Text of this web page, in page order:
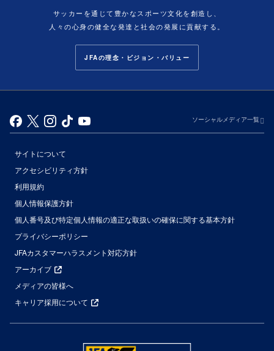
サッカーを通じて豊かなスポーツ文化を創造し、
人々の心身の健全な発達と社会の発展に貢献する。
JFAの理念・ビジョン・バリュー
ソーシャルメディア一覧
サイトについて
アクセシビリティ方針
利用規約
個人情報保護方針
個人番号及び特定個人情報の適正な取扱いの確保に関する基本方針
プライバシーポリシー
JFAカスタマーハラスメント対応方針
アーカイブ
メディアの皆様へ
キャリア採用について